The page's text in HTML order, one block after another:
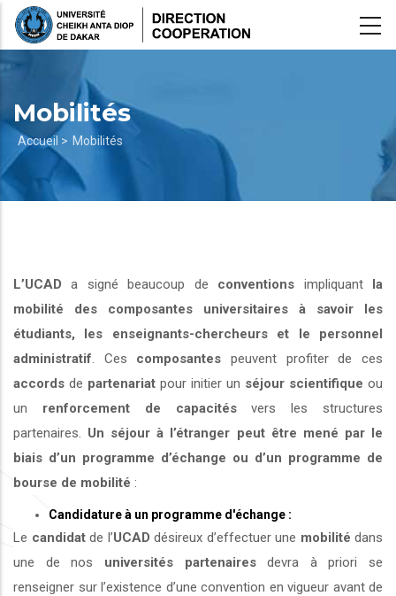
Aller
Mobilités
Fil
d'Ariane
Accueil > Mobilités
L’UCAD a signé beaucoup de conventions impliquant la
mobilité des composantes universitaires à savoir les
étudiants, les enseignants-chercheurs et le personnel
administratif . Ces composantes peuvent profiter de ces
accords de partenariat pour initier un séjour scientifique ou
un renforcement de capacitésvers les structures
partenaires. Un séjour à l’étranger peut être mené par le
biais d’un programme d’échange ou d’un programme de
bourse de mobilité :
Candidature à un programme d'échange :
Le candidatde l’UCAD désireux d’effectuer une mobilité dans
une de nos universités partenairesdevra à priori se
renseigner sur l’existence d’une convention en vigueur avant de